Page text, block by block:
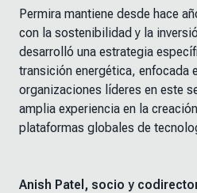
Permira mantiene desde hace
con la sostenibilidad y la
desarrolló una estrategia
transición energética, enfocada
organizaciones líderes en este
amplia experiencia en la
plataformas globales de
Anish Patel, socio y